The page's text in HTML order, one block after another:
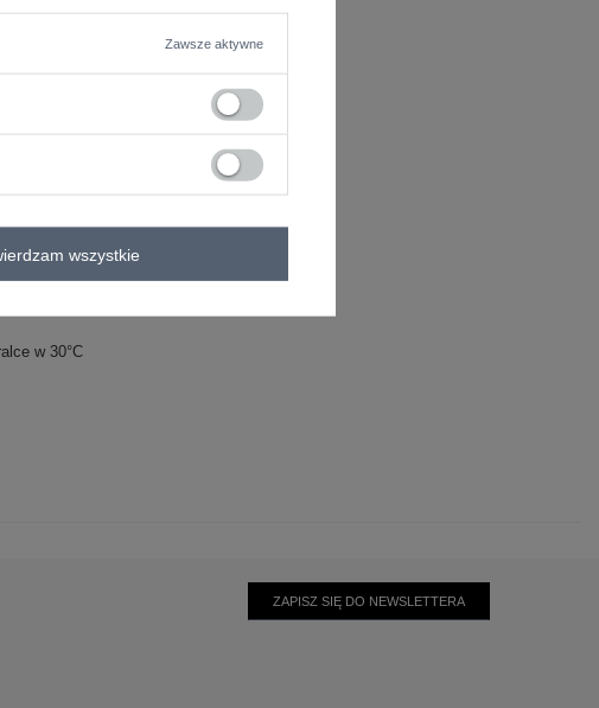
w 30°C
ZAPISZ SIĘ DO NEWSLETTERA
Zawsze aktywne
wszystkie